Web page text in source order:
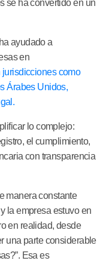
se ha convertido en un
ayudado a
en
como
Árabes Unidos,
lo complejo:
el cumplimiento,
con transparencia
manera constante
la empresa estuvo en
en realidad, desde
una parte considerable
Esa es